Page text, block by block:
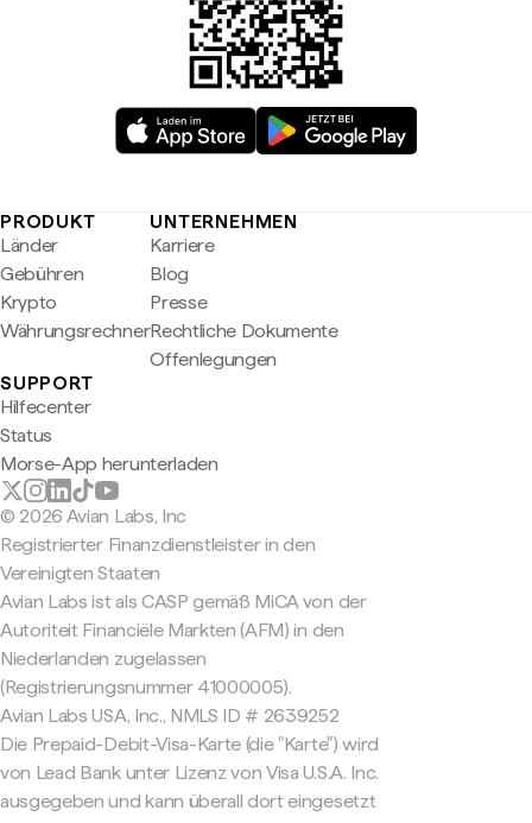
PRODUKT
Länder
Gebühren
Krypto
Währungsrechner
UNTERNEHMEN
Karriere
Blog
Presse
Rechtliche Dokumente
Offenlegungen
SUPPORT
Hilfecenter
Status
Morse-App herunterladen
© 2026 Avian Labs, Inc
Registrierter Finanzdienstleister in den
Vereinigten Staaten
Avian Labs ist als CASP gemäß MiCA von der
Autoriteit Financiële Markten (AFM) in den
Niederlanden zugelassen
(Registrierungsnummer 41000005).
Avian Labs USA, Inc., NMLS ID # 2639252
Die Prepaid-Debit-Visa-Karte (die "Karte") wird
von Lead Bank unter Lizenz von Visa U.S.A. Inc.
ausgegeben und kann überall dort eingesetzt